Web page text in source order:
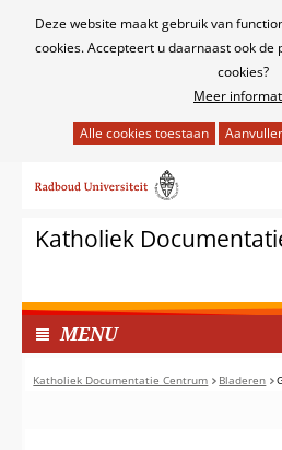
Cookies
Deze website maakt gebruik van
cookies. Accepteert u daarnaast ook
cookies?
Meer
het
van
cookies
deze
website
worden
toegestaan
naar
inhoudKatholiek
MENUI
N
G
Katholiek Documentatie Centrum Bladeren